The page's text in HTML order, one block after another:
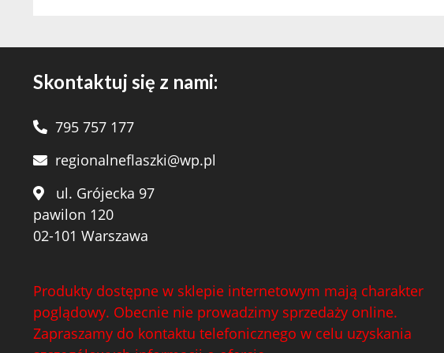
Skontaktuj się z nami:
795 757 177
regionalneflaszki@wp.pl
ul. Grójecka 97
pawilon 120
02-101 Warszawa
Produkty dostępne w sklepie internetowym mają charakter
poglądowy. Obecnie nie prowadzimy sprzedaży online.
Zapraszamy do kontaktu telefonicznego w celu uzyskania